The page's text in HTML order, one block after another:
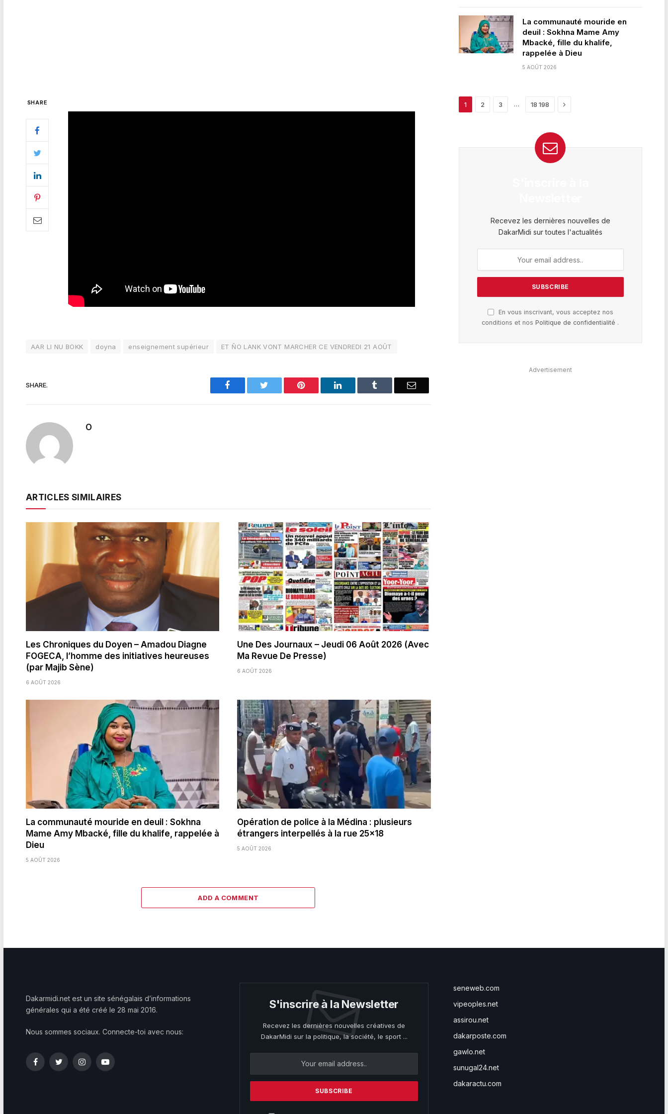
SHARE
AAR LI NU BOKK doyna enseignement supérieur ET ÑO LANK VONT MARCHER CE VENDREDI 21 AOÛT
SHARE. Facebook Pinterest LinkedIn Email
O
ARTICLES SIMILAIRES
Les Chroniques du Doyen – Amadou Diagne
FOGECA, l’homme des initiatives heureuses
(par Majib Sène)
6 AOÛT 2026
Une Des Journaux – Jeudi 06 Août 2026 (Avec
Ma Revue De Presse)
6 AOÛT 2026
La communauté mouride en deuil : Sokhna
Mame Amy Mbacké, fille du khalife, rappelée à
Dieu
5 AOÛT 2026
Opération de police à la Médina : plusieurs
étrangers interpellés à la rue 25×18
5 AOÛT 2026
ADD A COMMENT
La communauté mouride en
deuil : Sokhna Mame Amy
Mbacké, fille du khalife,
rappelée à Dieu
5 AOÛT 2026
1 2 3 … 18 198 Next
Recevez les dernières nouvelles de
DakarMidi sur toutes l'actualités
En vous inscrivant, vous acceptez nos
conditions et nosPolitique de confidentialité .
Advertisement
Dakarmidi.net est un site sénégalais d’informations
générales qui a été créé le 28 mai 2016.
Nous sommes sociaux. Connecte-toi avec nous:
FacebookTwitterInstagramYouTube
S'inscrire à la Newsletter
Recevez les dernières nouvelles créatives de
DakarMidi sur la politique, la société, le sport ...
seneweb.com
vipeoples.net
assirou.net
dakarposte.com
gawlo.net
sunugal24.net
dakaractu.com